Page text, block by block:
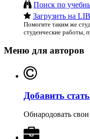
Поиск по
Загрузить на
Помогите таким же
студенческие работы,
Меню для авторов
Добавить
Обнародовать